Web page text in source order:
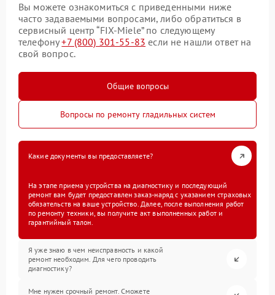
Вы можете ознакомиться с приведенными ниже
часто задаваемыми вопросами, либо обратиться в
сервисный центр “FIX-Miele” по следующему
телефону+7 (800) 301-55-83 если не нашли ответ на
свой вопрос.
Общие вопросы
Вопросы по ремонту гладильных систем
Какие документы вы предоставляете?
На этапе приема устройства на диагностику и последующий
ремонт вам будет предоставлен заказ-наряд с указанием страховых
обязательств на ваше устройство. Далее, после выполнения работ
по ремонту техники, вы получите акт выполненных работ и
гарантийный талон.
Я уже знаю в чем неисправность и какой
ремонт необходим. Для чего проводить
диагностику?
Мне нужен срочный ремонт. Сможете